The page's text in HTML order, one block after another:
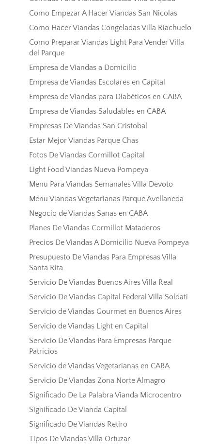
Como Empezar A Hacer Viandas San Nicolas
Como Hacer Viandas Congeladas Villa Riachuelo
Como Preparar Viandas Light Para Vender Villa
del Parque
Empresa de Viandas a Domicilio
Empresa de Viandas Escolares en Capital
Empresa de Viandas para Diabéticos en CABA
Empresa de Viandas Saludables en CABA
Empresas De Viandas San Cristobal
Estar Mejor Viandas Parque Chas
Fotos De Viandas Cormillot Capital
Light Food Viandas Nueva Pompeya
Menu Para Viandas Semanales Villa Devoto
Menu Viandas Vegetarianas Parque Avellaneda
Negocio de Viandas Sanas en CABA
Planes De Viandas Cormillot Mataderos
Precios De Viandas A Domicilio Nueva Pompeya
Presupuesto De Viandas Para Empresas Villa
Santa Rita
Servicio De Viandas Buenos Aires Villa Real
Servicio De Viandas Capital Federal Villa Soldati
Servicio de Viandas Gourmet en Buenos Aires
Servicio de Viandas Light en Capital
Servicio De Viandas Para Empresas Parque
Patricios
Servicio de Viandas Vegetarianas en CABA
Servicio De Viandas Zona Norte Almagro
Significado De La Palabra Vianda Microcentro
Significado De Vianda Capital
Significado De Viandas Retiro
Tipos De Viandas Villa Ortuzar